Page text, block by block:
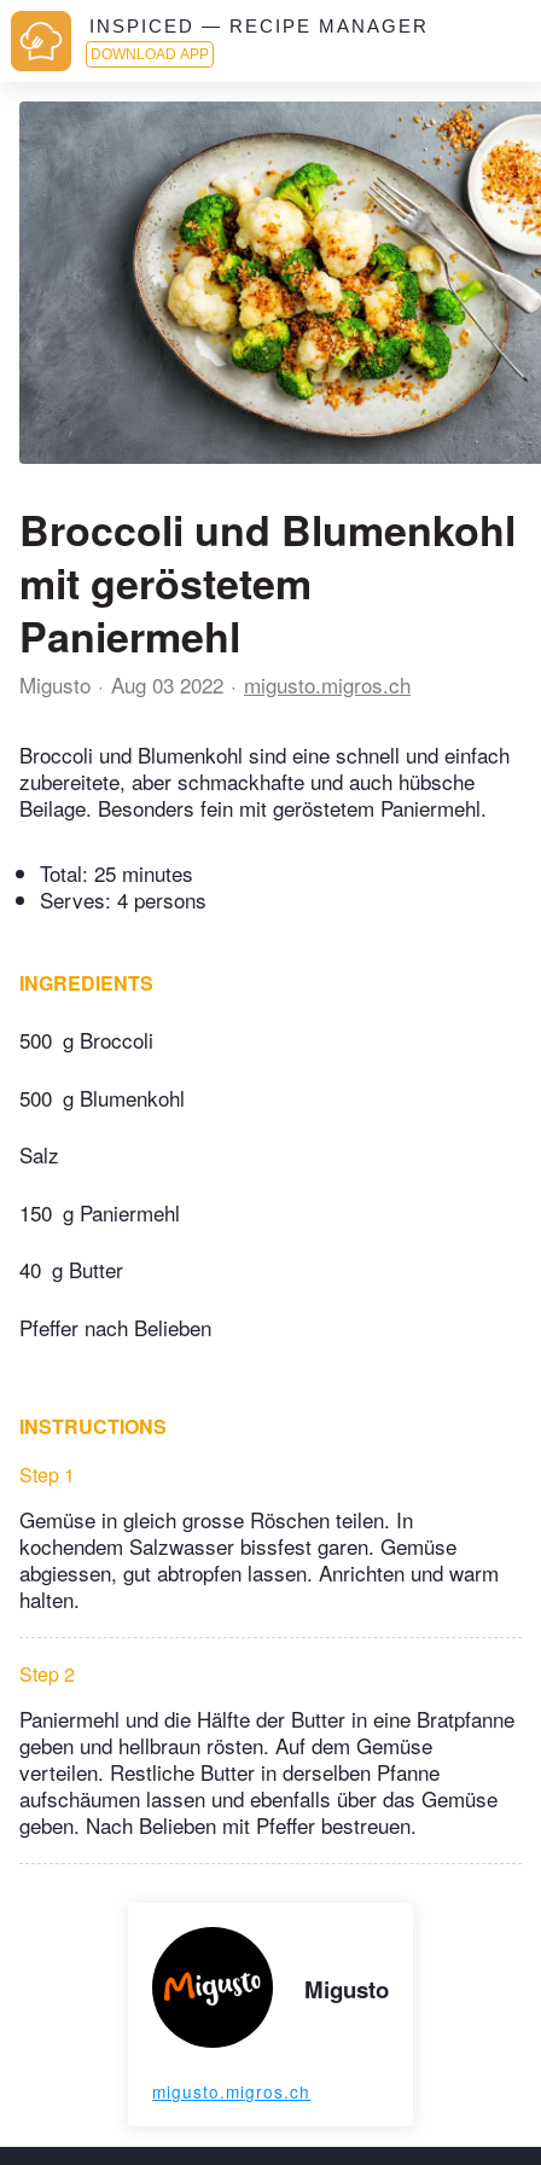
INSPICED — RECIPE MANAGER
DOWNLOAD APP
Broccoli und Blumenkohl
mit geröstetem
Paniermehl
Migusto Aug 03 2022 migusto.migros.ch
Broccoli und Blumenkohl sind eine schnell und einfach
zubereitete, aber schmackhafte und auch hübsche
Beilage. Besonders fein mit geröstetem Paniermehl.
Total: 25 minutes
Serves: 4 persons
INGREDIENTS
500 g Broccoli
500 g Blumenkohl
Salz
150 g Paniermehl
40 g Butter
Pfeffer nach Belieben
INSTRUCTIONS
Step 1
Gemüse in gleich grosse Röschen teilen. In
kochendem Salzwasser bissfest garen. Gemüse
abgiessen, gut abtropfen lassen. Anrichten und warm
halten.
Step 2
Paniermehl und die Hälfte der Butter in eine Bratpfanne
geben und hellbraun rösten. Auf dem Gemüse
verteilen. Restliche Butter in derselben Pfanne
aufschäumen lassen und ebenfalls über das Gemüse
geben. Nach Belieben mit Pfeffer bestreuen.
Migusto
migusto.migros.ch